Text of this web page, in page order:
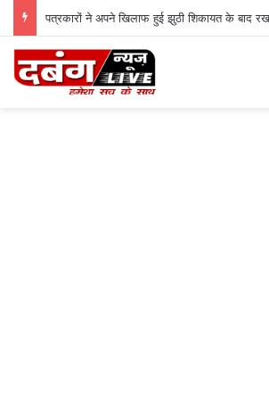
पत्रकारों ने अपने खिलाफ हुई झुठी शिकायत के बाद